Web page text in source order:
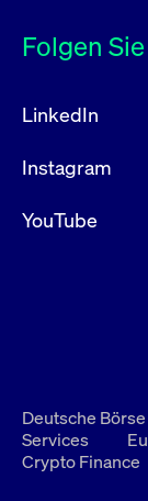
Folgen
LinkedIn
Instagram
YouTube
Deutsche
Services
Crypto Finance